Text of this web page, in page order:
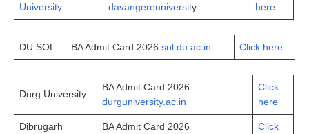
University
davangereuniversity
here
DU SOL BA Admit Card 2026 sol.du.ac.in Click here
Durg University
BA Admit Card 2026
durguniversity.ac.in
Click
here
Dibrugarh
BA Admit Card 2026
Click